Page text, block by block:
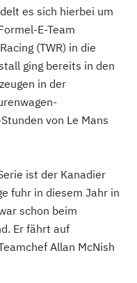
es sich hierbei um
E-Team
(TWR) in die
ging bereits in den
in der
von Le Mans
ist der Kanadier
fuhr in diesem Jahr in
schon beim
Er fährt auf
Allan McNish